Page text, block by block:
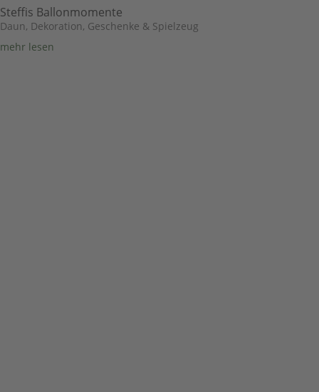
Steffis Ballonmomente
Daun, Dekoration, Geschenke & Spielzeug
mehr lesen